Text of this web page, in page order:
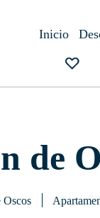
Inicio
de
Oscos